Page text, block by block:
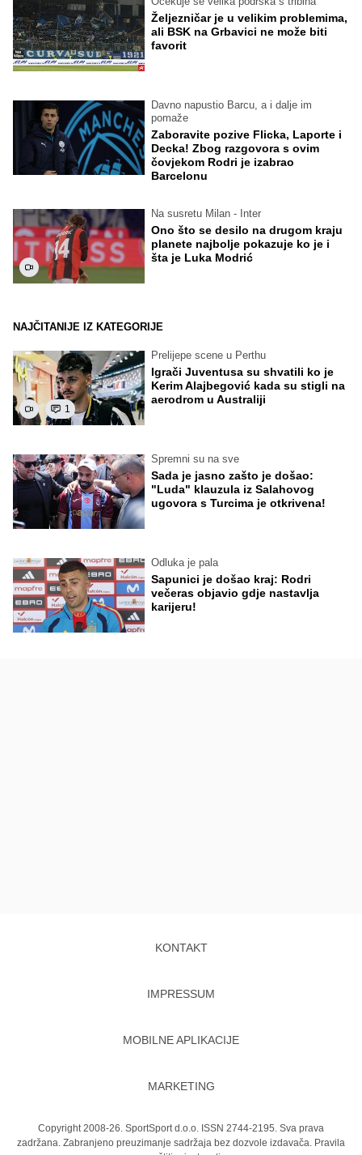
Željezničar je u velikim problemima,
ali BSK na Grbavici ne može biti
favorit
Davno napustio Barcu, a i dalje im
pomaže
Zaboravite pozive Flicka, Laporte i
Decka! Zbog razgovora s ovim
čovjekom Rodri je izabrao
Barcelonu
Na susretu Milan - Inter
Ono što se desilo na drugom kraju
planete najbolje pokazuje ko je i
šta je Luka Modrić
NAJČITANIJE IZ KATEGORIJE
1
Prelijepe scene u Perthu
Igrači Juventusa su shvatili ko je
Kerim Alajbegović kada su stigli na
aerodrom u Australiji
Spremni su na sve
Sada je jasno zašto je došao:
"Luda" klauzula iz Salahovog
ugovora s Turcima je otkrivena!
Odluka je pala
Sapunici je došao kraj: Rodri
večeras objavio gdje nastavlja
karijeru!
KONTAKT
IMPRESSUM
MOBILNE APLIKACIJE
MARKETING
Copyright 2008-26. SportSport d.o.o. ISSN 2744-2195. Sva prava
zadržana. Zabranjeno preuzimanje sadržaja bez dozvole izdavača. Pravila